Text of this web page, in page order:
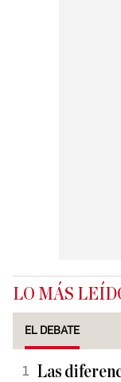
LO MÁS
EL DEBATE
Las